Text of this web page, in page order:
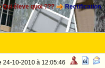
Qui éleve quoi ???
Rectification
24-10-2010 à 12:05:46